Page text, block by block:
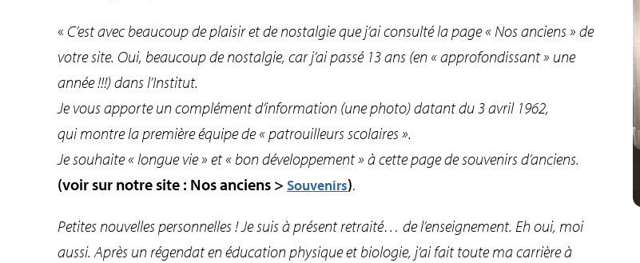
« C’est avec beaucoup de plaisir et de nostalgie que j’ai consulté la page « Nos anciens » de
votre site. Oui, beaucoup de nostalgie, car j’ai passé 13 ans (en « approfondissant » une
année !!!) dans l’Institut.
Je vous apporte un complément d’information (une photo) datant du 3 avril 1962,
qui montre la première équipe de « patrouilleurs scolaires ».
Je souhaite « longue vie » et « bon développement » à cette page de souvenirs d’anciens.
(voir sur notre site : Nos anciens > Souvenirs).
Petites nouvelles personnelles ! Je suis à présent retraité… de l’enseignement. Eh oui, moi
aussi. Après un régendat en éducation physique et biologie, j’ai fait toute ma carrière à